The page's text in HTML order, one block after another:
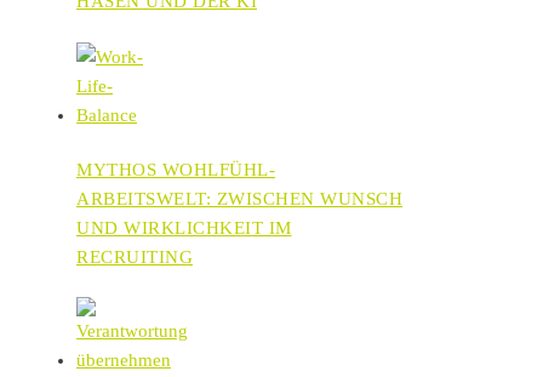
MYTHOS WOHLFÜHL-
ARBEITSWELT: ZWISCHEN WUNSCH
UND WIRKLICHKEIT IM
RECRUITING